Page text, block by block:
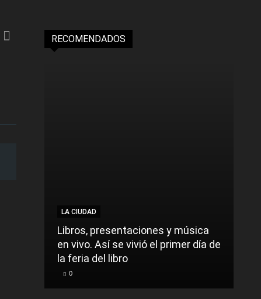
RECOMENDADOS
LA CIUDAD
Libros, presentaciones y música
en vivo. Así se vivió el primer día de
la feria del libro
0